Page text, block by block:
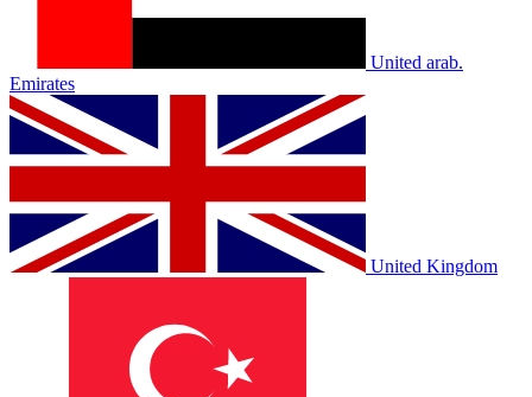
United arab.
Emirates
United Kingdom